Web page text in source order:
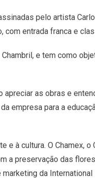
pelo artista
com entrada franca e
e tem como
apreciar as obras e
empresa para a
à cultura. O Chamex, o
a preservação das
da International